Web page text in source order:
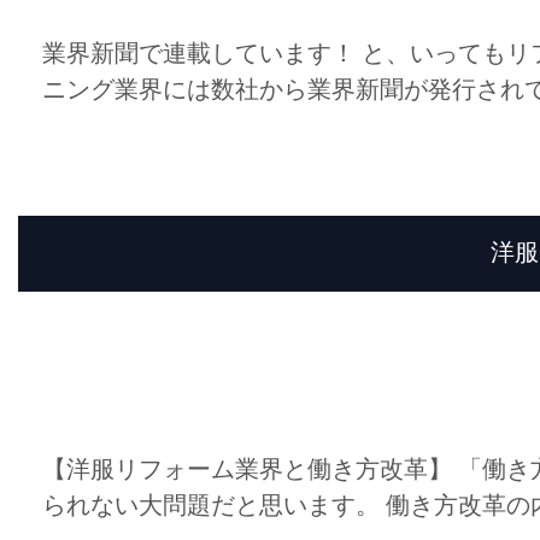
業界新聞で連載しています！ と、いっても
ニング業界には数社から業界新聞が発行さ
洋
【洋服リフォーム業界と働き方改革】 「働
られない大問題だと思います。 働き方改革